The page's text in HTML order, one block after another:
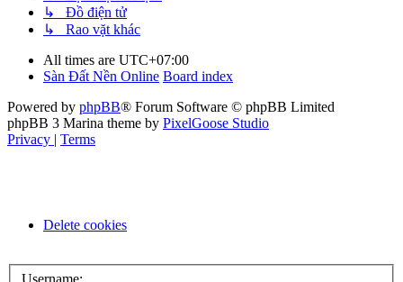
↳ Đồ điện tử
↳ Rao vặt khác
All times are UTC+07:00
Sàn Đất Nền Online Board index
Powered by phpBB® Forum Software © phpBB Limited
phpBB 3 Marina theme by PixelGoose Studio
Privacy | Terms
Delete cookies
Username: